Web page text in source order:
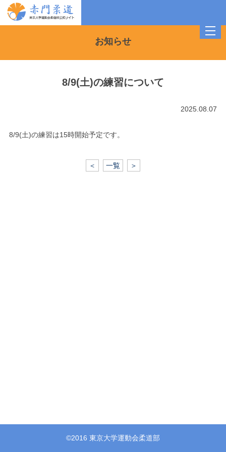
お知らせ
8/9(土)の練習について
2025.08.07
8/9(土)の練習は15時開始予定です。
＜ 一覧 ＞
©2016 東京大学運動会柔道部